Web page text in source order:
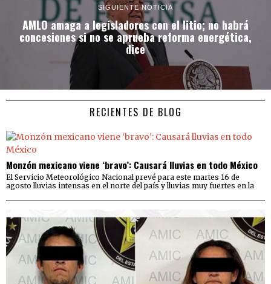
SIGUIENTE NOTICIA
AMLO amaga a legisladores con el litio; no habrá
concesiones si no se aprueba reforma energética,
dice
RECIENTES DE BLOG
Monzón mexicano viene ‘bravo’: Causará lluvias en todo México
El Servicio Meteorológico Nacional prevé para este martes 16 de
agosto lluvias intensas en el norte del país y lluvias muy fuertes en la